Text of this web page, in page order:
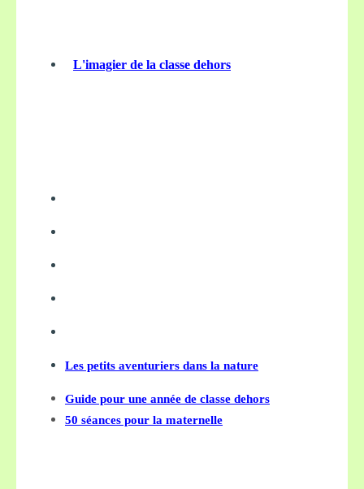
L'imagier de la classe dehors
Les petits aventuriers dans la nature
Guide pour une année de classe dehors
50 séances pour la maternelle